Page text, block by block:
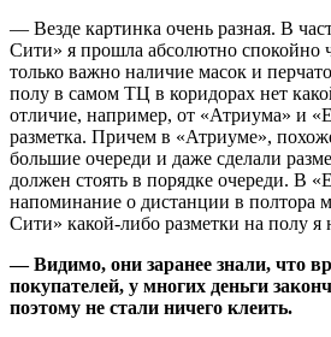
— Везде картинка очень разная. В
Сити» я прошла абсолютно спокойно
только важно наличие масок и
полу в самом ТЦ в коридорах нет
отличие, например, от «Атриума» и
разметка. Причем в «Атриуме»,
большие очереди и даже сделали
должен стоять в порядке очереди. В
напоминание о дистанции в полтора
Сити» какой-либо разметки на полу я
— Видимо, они заранее знали, что
покупателей, у многих деньги
поэтому не стали ничего клеить.